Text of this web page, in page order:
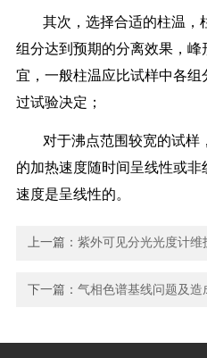
其次，选择合适的柱温，
组分达到预期的分离效果，
宜，一般柱温应比试样中各
过试验决定；
对于沸点范围较宽的试样
的加热速度随时间呈线性或
速度是呈线性的。
上一篇：紫外可见分光光度计维
下一篇：气相色谱基线问题及造